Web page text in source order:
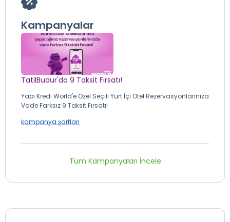
Kampanyalar
TatilBudur'da 9 Taksit Fırsatı!
Yapı Kredi World'e Özel Seçili Yurt İçi Otel Rezervasyonlarınıza
Vade Farksız 9 Taksit Fırsatı!
kampanya şartları
Tüm Kampanyaları İncele